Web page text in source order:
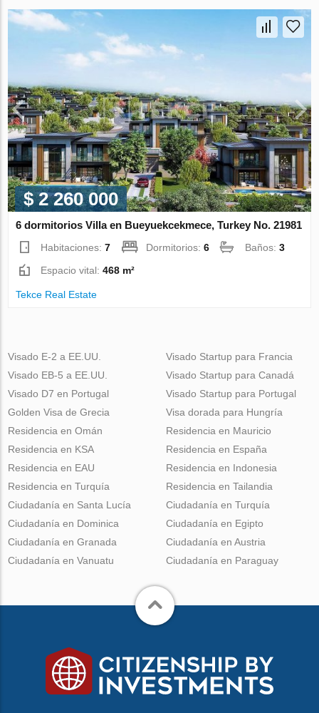
$ 2 260 000
6 dormitorios Villa en Bueyuekcekmece, Turkey No. 21981
Habitaciones:7 Dormitorios:6 Baños:3
Espacio vital:468 m²
Tekce Real Estate
Visado E-2 a EE.UU.
Visado EB-5 a EE.UU.
Visado D7 en Portugal
Golden Visa de Grecia
Visado Startup para Francia
Visado Startup para Canadá
Visado Startup para Portugal
Visa dorada para Hungría
Residencia en Omán
Residencia en KSA
Residencia en EAU
Residencia en Turquía
Residencia en Mauricio
Residencia en España
Residencia en Indonesia
Residencia en Tailandia
Ciudadanía en Santa Lucía
Ciudadanía en Dominica
Ciudadanía en Granada
Ciudadanía en Vanuatu
Ciudadanía en Turquía
Ciudadanía en Egipto
Ciudadanía en Austria
Ciudadanía en Paraguay